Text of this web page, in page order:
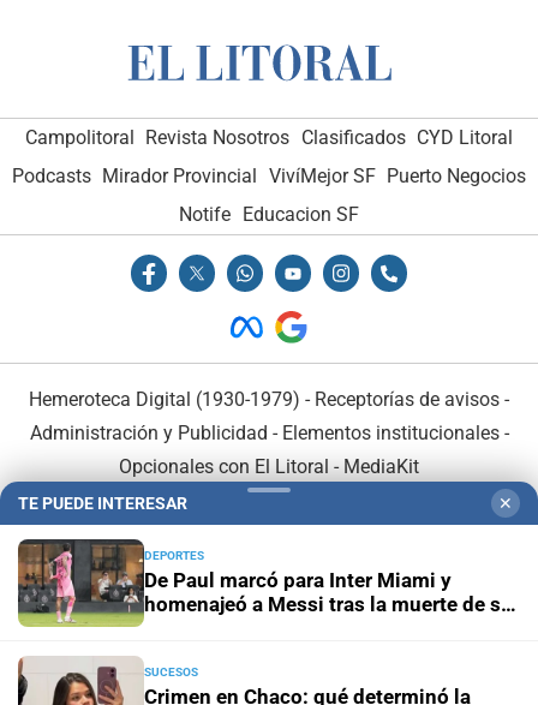
Campolitoral Revista Nosotros Clasificados CYD Litoral
Podcasts Mirador Provincial VivíMejor SF Puerto Negocios
Notife
Educacion SF
Hemeroteca Digital (1930-1979) - Receptorías de avisos -
Administración y Publicidad - Elementos institucionales-
Opcionales con El Litoral - MediaKit
En Asociación con:
TE PUEDE INTERESAR ✕
DEPORTES
De Paul marcó para Inter Miami y
homenajeó a Messi tras la muerte de su
SUCESOS
Crimen en Chaco: qué determinó la